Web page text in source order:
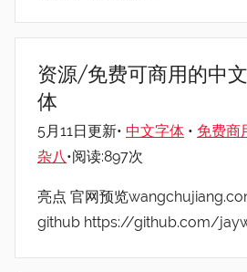
荐
资源/免费可商用的中
体
5月11日更新• 中文字体 • 免费商
杂八•阅读:897次
亮点 官网预览
github https://github.com/